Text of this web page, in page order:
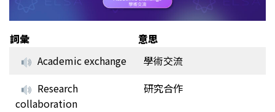
詞彙
意思
Academic exchange
學術交流
Research
collaboration
研究合作